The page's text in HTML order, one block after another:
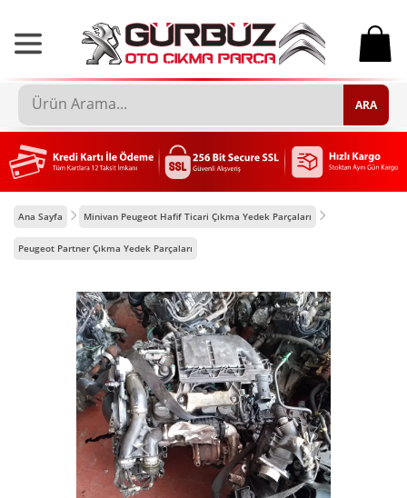
0
ARA
Ana Sayfa Minivan Peugeot Hafif Ticari Çıkma Yedek Parçaları
Peugeot Partner Çıkma Yedek Parçaları